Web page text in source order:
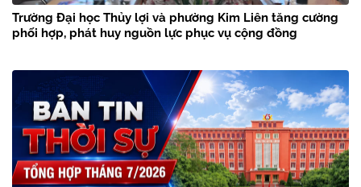
Trường Đại học Thủy lợi và phường Kim Liên tăng cường
phối hợp, phát huy nguồn lực phục vụ cộng đồng